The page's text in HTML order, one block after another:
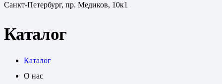
Санкт-Петербург, пр. Медиков, 10к1
Каталог
Каталог
О нас